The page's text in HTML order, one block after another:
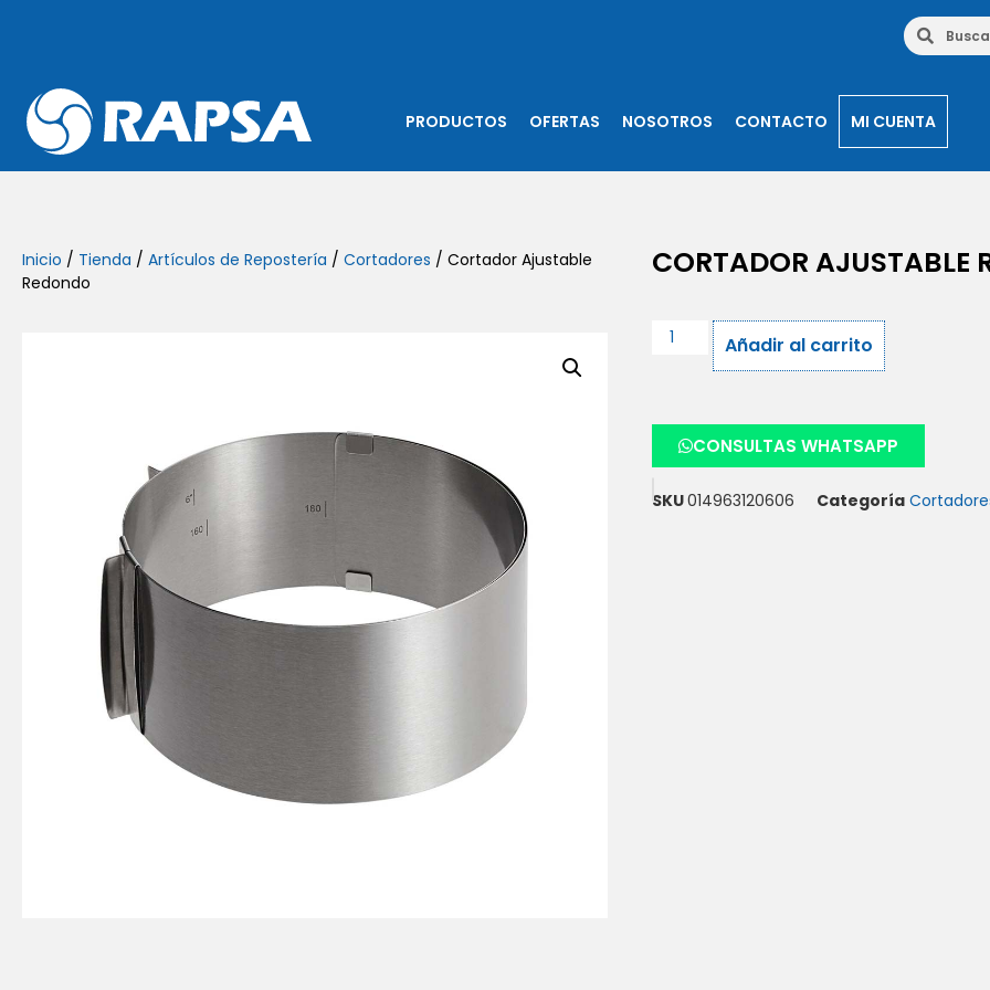
PRODUCTOS OFERTAS NOSOTROS CONTACTO MI CUENTA
Inicio / Tienda / Artículos de Repostería / Cortadores / Cortador Ajustable
Redondo
CORTADOR AJUSTABLE
Añadir al carrito
CONSULTAS WHATSAPP
SKU014963120606 Categoría